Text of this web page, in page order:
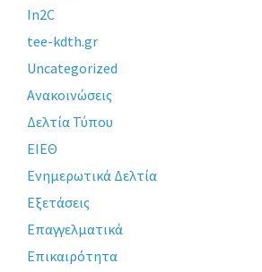
In2C
tee-kdth.gr
Uncategorized
Ανακοινώσεις
Δελτία Τύπου
ΕΙΕΘ
Ενημερωτικά Δελτία
Εξετάσεις
Επαγγελματικά
Επικαιρότητα